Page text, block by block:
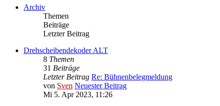
Archiv
Themen
Beiträge
Letzter Beitrag
Drehscheibendekoder ALT
8 Themen
31 Beiträge
Letzter Beitrag Re: Bühnenbelegmeldung
von Sven Neuester Beitrag
Mi 5. Apr 2023, 11:26